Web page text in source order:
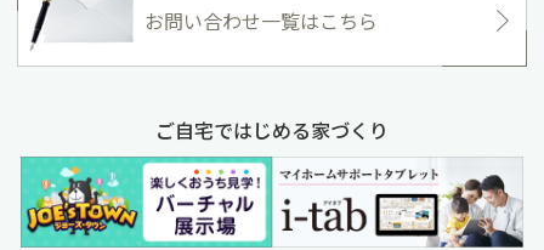
お問い合わせ一覧はこちら
ご自宅ではじめる家づくり